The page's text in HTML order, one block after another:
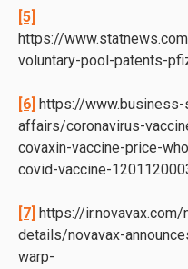
[5]
https://
voluntary-pool-patents-
[6] https://
affairs/coronavirus-
covaxin-vaccine-price-
covid-vaccine-
[7] https://
details/novavax-
warp-